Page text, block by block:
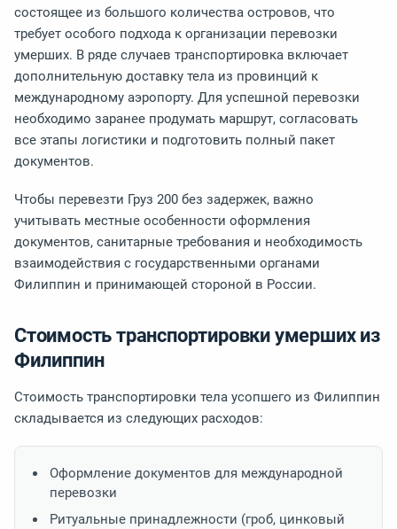
состоящее из большого количества островов, что
требует особого подхода к организации перевозки
умерших. В ряде случаев транспортировка включает
дополнительную доставку тела из провинций к
международному аэропорту. Для успешной перевозки
необходимо заранее продумать маршрут, согласовать
все этапы логистики и подготовить полный пакет
документов.
Чтобы перевезти Груз 200 без задержек, важно
учитывать местные особенности оформления
документов, санитарные требования и необходимость
взаимодействия с государственными органами
Филиппин и принимающей стороной в России.
Стоимость транспортировки умерших из
Филиппин
Стоимость транспортировки тела усопшего из Филиппин
складывается из следующих расходов:
Оформление документов для международной
перевозки
Ритуальные принадлежности (гроб, цинковый